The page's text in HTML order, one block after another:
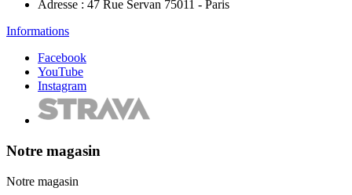
Adresse : 47 Rue Servan 75011 - Paris
Informations
Facebook
YouTube
Instagram
Notre magasin
Notre magasin